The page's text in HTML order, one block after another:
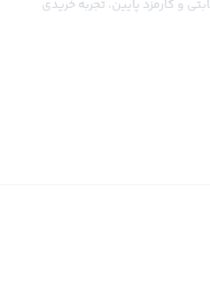
و کارمزد پایین، تجربه خریدی
دقت و توجه به جزئیات
از بازار قبل از خرید لوم